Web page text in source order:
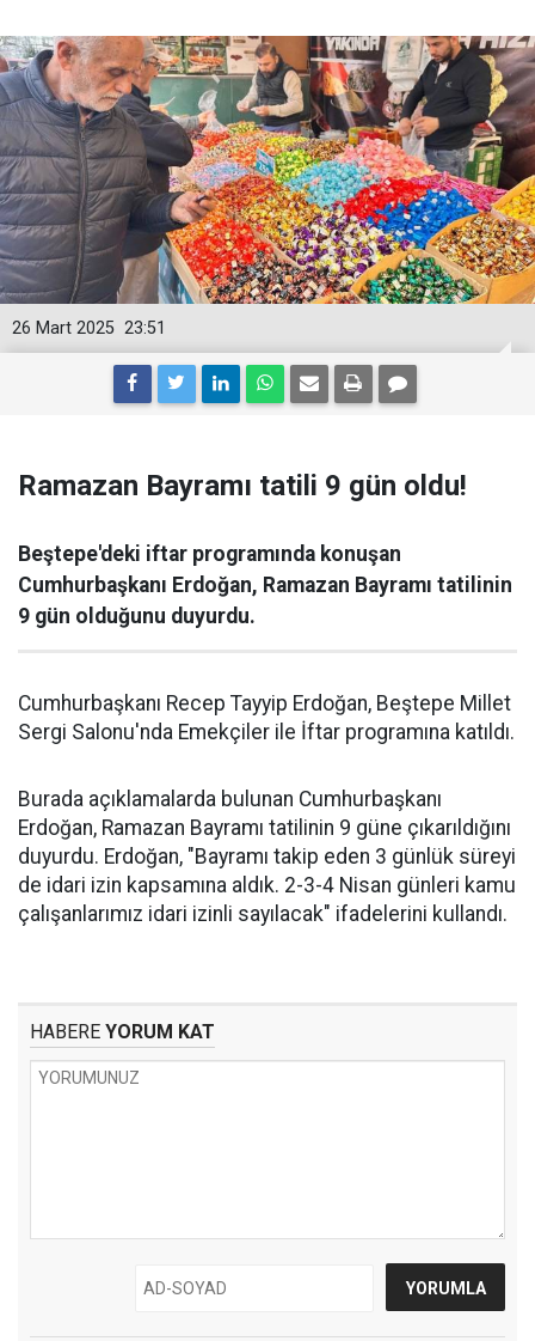
23:51
26 Mart 2025
Ramazan Bayramı tatili 9 gün oldu!
Beştepe'deki iftar programında konuşan
Cumhurbaşkanı Erdoğan, Ramazan Bayramı tatilinin
9 gün olduğunu duyurdu.
Cumhurbaşkanı Recep Tayyip Erdoğan, Beştepe Millet
Sergi Salonu'nda Emekçiler ile İftar programına katıldı.
Burada açıklamalarda bulunan Cumhurbaşkanı
Erdoğan, Ramazan Bayramı tatilinin 9 güne çıkarıldığını
duyurdu. Erdoğan, "Bayramı takip eden 3 günlük süreyi
de idari izin kapsamına aldık. 2-3-4 Nisan günleri kamu
çalışanlarımız idari izinli sayılacak" ifadelerini kullandı.
HABERE YORUM KAT